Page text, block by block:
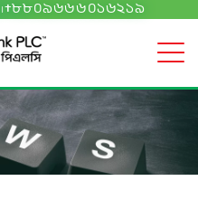
+৮৮০৯৬৬৬০১৬২১৯